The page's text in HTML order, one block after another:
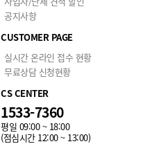
공지사항
CUSTOMER PAGE
실시간 온라인 접수 현황
무료상담 신청현황
CS CENTER
1533-7360
평일 09:00 ~ 18:00
(점심시간 12:00 ~ 13:00)